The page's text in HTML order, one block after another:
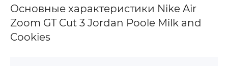
Основные характеристики Nike Air
Zoom GT Cut 3 Jordan Poole Milk and
Cookies